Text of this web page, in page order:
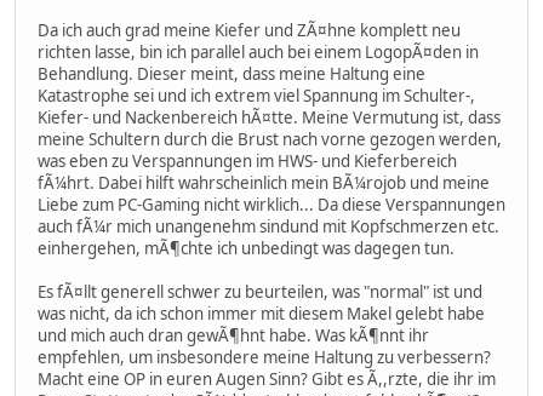
Da ich auch grad meine Kiefer und ZÃ¤hne komplett neu
richten lasse, bin ich parallel auch bei einem LogopÃ¤den in
Behandlung. Dieser meint, dass meine Haltung eine
Katastrophe sei und ich extrem viel Spannung im Schulter-,
Kiefer- und Nackenbereich hÃ¤tte. Meine Vermutung ist, dass
meine Schultern durch die Brust nach vorne gezogen werden,
was eben zu Verspannungen im HWS- und Kieferbereich
fÃ¼hrt. Dabei hilft wahrscheinlich mein BÃ¼rojob und meine
Liebe zum PC-Gaming nicht wirklich... Da diese Verspannungen
auch fÃ¼r mich unangenehm sindund mit Kopfschmerzen etc.
einhergehen, mÃ¶chte ich unbedingt was dagegen tun.
Es fÃ¤llt generell schwer zu beurteilen, was "normal" ist und
was nicht, da ich schon immer mit diesem Makel gelebt habe
und mich auch dran gewÃ¶hnt habe. Was kÃ¶nnt ihr
empfehlen, um insbesondere meine Haltung zu verbessern?
Macht eine OP in euren Augen Sinn? Gibt es Ã,,rzte, die ihr im